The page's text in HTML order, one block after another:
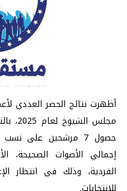
أظهرت نتائج الحصر العددي
مجلس
إجمالي الأصوات الصحيحة،
الفردية، وذلك في انتظار